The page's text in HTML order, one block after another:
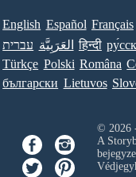
English Español Français
עברית العَرَبِيَّة हिन्दी
Türkçe Polski Româna
български Lietuvos
© 2026
A